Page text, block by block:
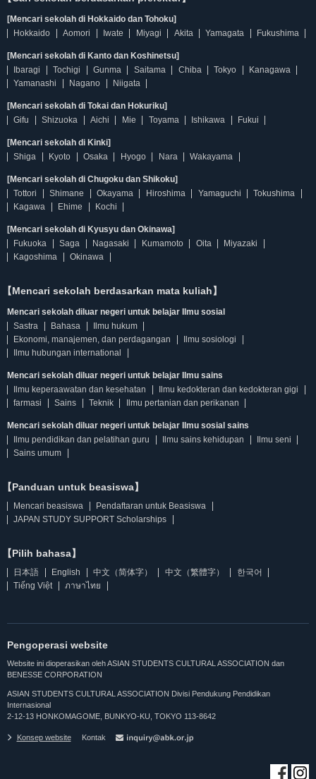
[Mencari sekolah di Hokkaido dan Tohoku]
Hokkaido
Aomori Iwate Miyagi Akita Yamagata Fukushima
[Mencari sekolah di Kanto dan Koshinetsu]
Ibaragi
Tochigi Gunma Saitama Chiba Tokyo
Kanagawa
Yamanashi
Nagano Niigata
[Mencari sekolah di Tokai dan Hokuriku]
Gifu
Shizuoka Aichi Mie Toyama Ishikawa Fukui
[Mencari sekolah di Kinki]
Shiga
Kyoto Osaka Hyogo Nara Wakayama
[Mencari sekolah di Chugoku dan Shikoku]
Tottori
Shimane Okayama Hiroshima Yamaguchi
Tokushima
Kagawa
Ehime Kochi
[Mencari sekolah di Kyusyu dan Okinawa]
Fukuoka
Saga Nagasaki Kumamoto Oita
Miyazaki
Kagoshima
Okinawa
【Mencari sekolah berdasarkan mata kuliah】
Mencari sekolah diluar negeri untuk belajar Ilmu sosial
Sastra
Bahasa
Ilmu hukum
Ekonomi, manajemen, dan perdagangan
Ilmu sosiologi
Ilmu hubungan international
Mencari sekolah diluar negeri untuk belajar Ilmu sains
Ilmu keperaawatan dan kesehatan
Ilmu kedokteran dan kedokteran gigi
farmasi
Sains Teknik Ilmu pertanian dan perikanan
Mencari sekolah diluar negeri untuk belajar Ilmu sosial sains
Ilmu pendidikan dan pelatihan guru
Ilmu sains kehidupan
Ilmu seni
Sains umum
【Panduan untuk beasiswa】
Mencari beasiswa
Pendaftaran untuk Beasiswa
JAPAN STUDY SUPPORT Scholarships
【Pilih bahasa】
日本語 English 中文（简体字） 中文（繁體字）
한국어
Tiếng Việt
ภาษาไทย
Pengoperasi website
Website ini dioperasikan oleh ASIAN STUDENTS CULTURAL ASSOCIATION dan
BENESSE CORPORATION
ASIAN STUDENTS CULTURAL ASSOCIATION Divisi Pendukung Pendidikan
Internasional
2-12-13 HONKOMAGOME, BUNKYO-KU, TOKYO 113-8642
Konsep website Kontak